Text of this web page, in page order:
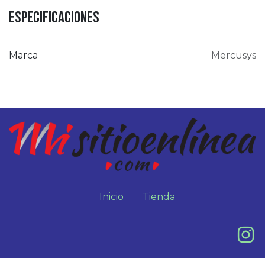
Especificaciones
Marca Mercusys
Inicio Tienda